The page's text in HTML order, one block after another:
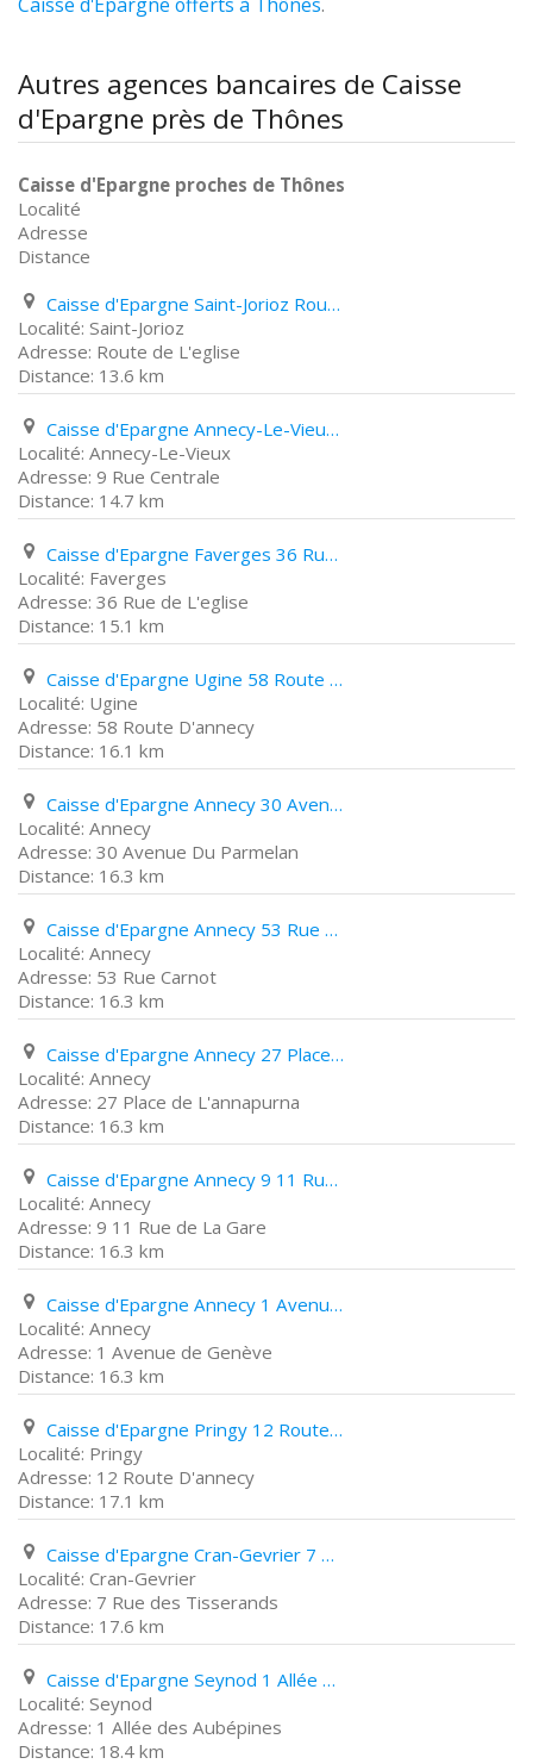
Autres agences bancaires de Caisse
d'Epargne près de Thônes
Caisse d'Epargne proches de Thônes
Localité
Adresse
Distance
Caisse d'Epargne Saint-Jorioz Route de L'eglise
Saint-Jorioz
Route de L'eglise
13.6 km
Caisse d'Epargne Annecy-Le-Vieux 9 Rue Centrale
Annecy-Le-Vieux
9 Rue Centrale
14.7 km
Caisse d'Epargne Faverges 36 Rue de L'eglise
Faverges
36 Rue de L'eglise
15.1 km
Caisse d'Epargne Ugine 58 Route D'annecy
Ugine
58 Route D'annecy
16.1 km
Caisse d'Epargne Annecy 30 Avenue Du Parmelan
Annecy
30 Avenue Du Parmelan
16.3 km
Caisse d'Epargne Annecy 53 Rue Carnot
Annecy
53 Rue Carnot
16.3 km
Caisse d'Epargne Annecy 27 Place de L'annapurna
Annecy
27 Place de L'annapurna
16.3 km
Caisse d'Epargne Annecy 9 11 Rue de La Gare
Annecy
9 11 Rue de La Gare
16.3 km
Caisse d'Epargne Annecy 1 Avenue de Genève
Annecy
1 Avenue de Genève
16.3 km
Caisse d'Epargne Pringy 12 Route D'annecy
Pringy
12 Route D'annecy
17.1 km
Caisse d'Epargne Cran-Gevrier 7 Rue des Tisserands
Cran-Gevrier
7 Rue des Tisserands
17.6 km
Caisse d'Epargne Seynod 1 Allée des Aubépines
Seynod
1 Allée des Aubépines
18.4 km